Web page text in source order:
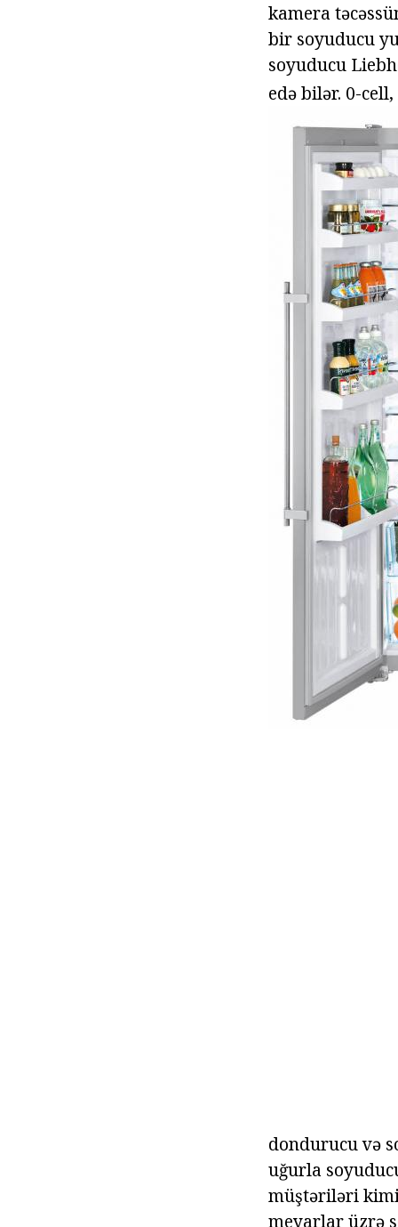
kamera
bir soyuducu
soyuducu
edə bilər. 0-
dondurucu və
uğurla
müştəriləri kimi
meyarlar üzrə